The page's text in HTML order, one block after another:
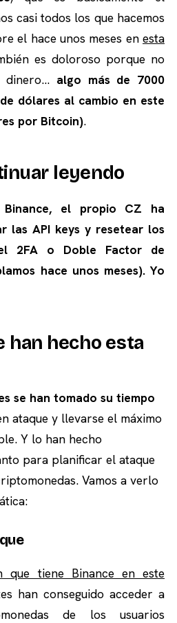
casi todos los que hacemos
el hace unos meses en esta
es doloroso porque no
dinero… algo más de 7000
dólares al cambio en este
por Bitcoin).
leyendo
el propio CZ ha
las API keys y resetear los
2FA o Doble Factor de
hace unos meses). Yo
han hecho esta
se han tomado su tiempo
ataque y llevarse el máximo
Y lo han hecho
para planificar el ataque
Vamos a verlo
que tiene Binance en este
han conseguido acceder a
de los usuarios